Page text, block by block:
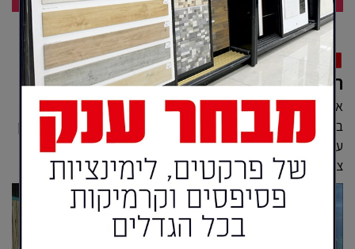
אטרקציות בדרך לאילת
הגלריתה - גלריית אמני קיבוץ יוטבתה
אמני קיבוץ יוטבתה התאחדו והקימו בקיבוץ גלריה משותפת,
במבנה בו פעלה בעבר החשמליה של הקיבוץ. הגלריה מציגה מגוון
עבודות פרי יצירתם של אמני הערבה הדרומית, ביניהן ציורים,
צילומים, עבודות קרמיקה, סלים קלועי...